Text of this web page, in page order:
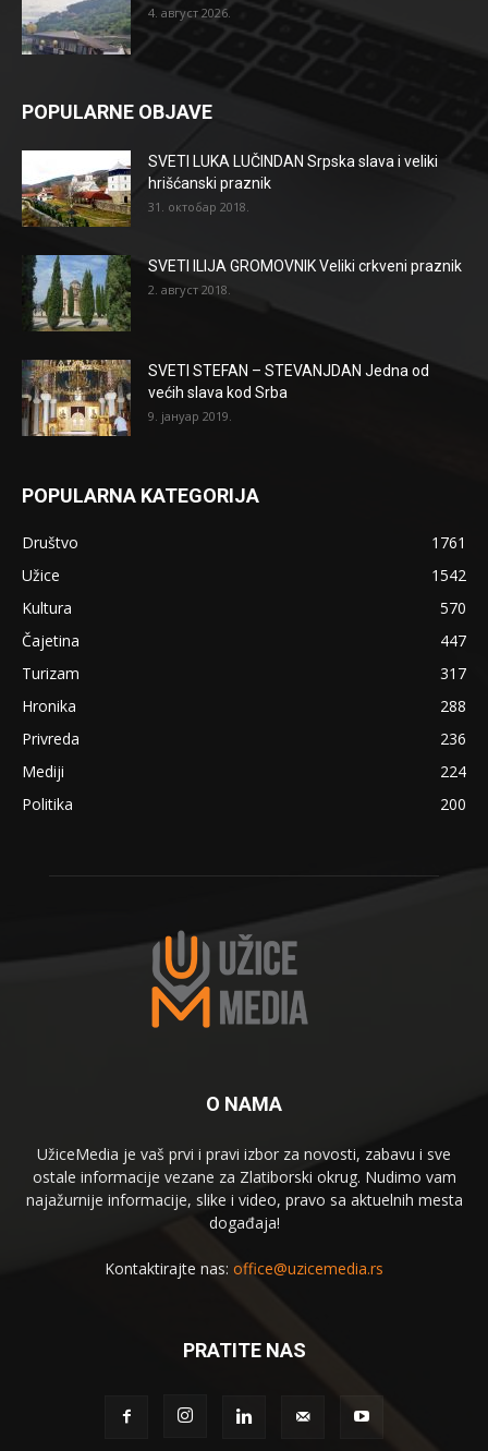
4. август 2026.
POPULARNE OBJAVE
SVETI LUKA LUČINDAN Srpska slava i veliki
hrišćanski praznik
31. октобар 2018.
SVETI ILIJA GROMOVNIK Veliki crkveni praznik
2. август 2018.
SVETI STEFAN – STEVANJDAN Jedna od
većih slava kod Srba
9. јануар 2019.
POPULARNA KATEGORIJA
Društvo
1761
Užice
1542
Kultura
570
Čajetina
447
Turizam
317
Hronika
288
Privreda
236
Mediji
224
Politika
200
O NAMA
UžiceMedia je vaš prvi i pravi izbor za novosti, zabavu i sve
ostale informacije vezane za Zlatiborski okrug. Nudimo vam
najažurnije informacije, slike i video, pravo sa aktuelnih mesta
događaja!
Kontaktirajte nas: office@uzicemedia.rs
PRATITE NAS